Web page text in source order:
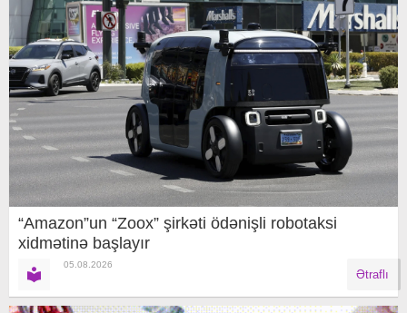
“Amazon”un “Zoox” şirkəti ödənişli robotaksi
xidmətinə başlayır
05.08.2026
Ətraflı